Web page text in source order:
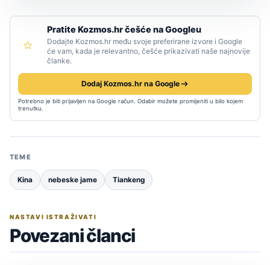
Pratite Kozmos.hr češće na Googleu
Dodajte Kozmos.hr među svoje preferirane izvore i Google
će vam, kada je relevantno, češće prikazivati naše najnovije
članke.
Dodaj Kozmos.hr na Google
Potrebno je biti prijavljen na Google račun. Odabir možete promijeniti u bilo kojem
trenutku.
TEME
Kina nebeske jame Tiankeng
NASTAVI ISTRAŽIVATI
Povezani članci